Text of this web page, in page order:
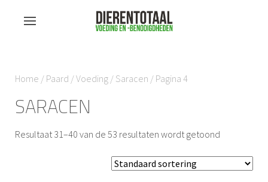
Home / Paard /Voeding / Saracen / Pagina 4
SARACEN
Resultaat 31–40 van de 53 resultaten wordt getoond